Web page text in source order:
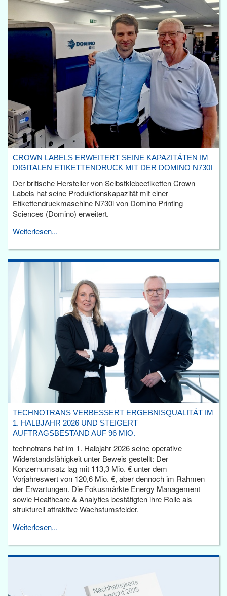
CROWN LABELS ERWEITERT SEINE KAPAZITÄTEN IM
DIGITALEN ETIKETTENDRUCK MIT DER DOMINO N730I
Der britische Hersteller von Selbstklebeetiketten Crown
Labels hat seine Produktionskapazität mit einer
Etikettendruckmaschine N730i von Domino Printing
Sciences (Domino) erweitert.
Weiterlesen...
TECHNOTRANS VERBESSERT ERGEBNISQUALITÄT IM
1. HALBJAHR 2026 UND STEIGERT
AUFTRAGSBESTAND AUF 96 MIO.
technotrans hat im 1. Halbjahr 2026 seine operative
Widerstandsfähigkeit unter Beweis gestellt: Der
Konzernumsatz lag mit 113,3 Mio. € unter dem
Vorjahreswert von 120,6 Mio. €, aber dennoch im Rahmen
der Erwartungen. Die Fokusmärkte Energy Management
sowie Healthcare & Analytics bestätigten ihre Rolle als
strukturell attraktive Wachstumsfelder.
Weiterlesen...